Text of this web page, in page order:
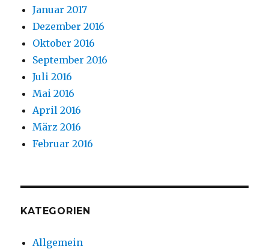
Januar 2017
Dezember 2016
Oktober 2016
September 2016
Juli 2016
Mai 2016
April 2016
März 2016
Februar 2016
KATEGORIEN
Allgemein